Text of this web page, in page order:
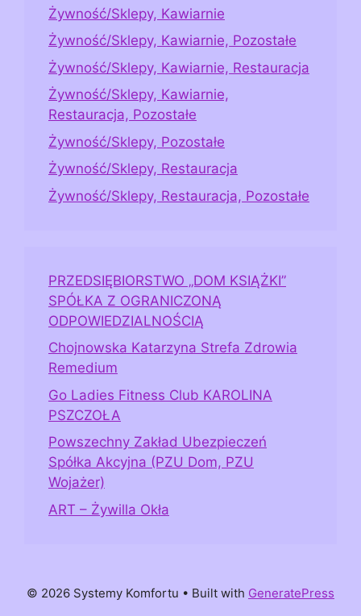
Żywność/Sklepy, Kawiarnie
Żywność/Sklepy, Kawiarnie, Pozostałe
Żywność/Sklepy, Kawiarnie, Restauracja
Żywność/Sklepy, Kawiarnie,
Restauracja, Pozostałe
Żywność/Sklepy, Pozostałe
Żywność/Sklepy, Restauracja
Żywność/Sklepy, Restauracja, Pozostałe
PRZEDSIĘBIORSTWO „DOM KSIĄŻKI”
SPÓŁKA Z OGRANICZONĄ
ODPOWIEDZIALNOŚCIĄ
Chojnowska Katarzyna Strefa Zdrowia
Remedium
Go Ladies Fitness Club KAROLINA
PSZCZOŁA
Powszechny Zakład Ubezpieczeń
Spółka Akcyjna (PZU Dom, PZU
Wojażer)
ART – Żywilla Okła
© 2026 Systemy Komfortu • Built with GeneratePress